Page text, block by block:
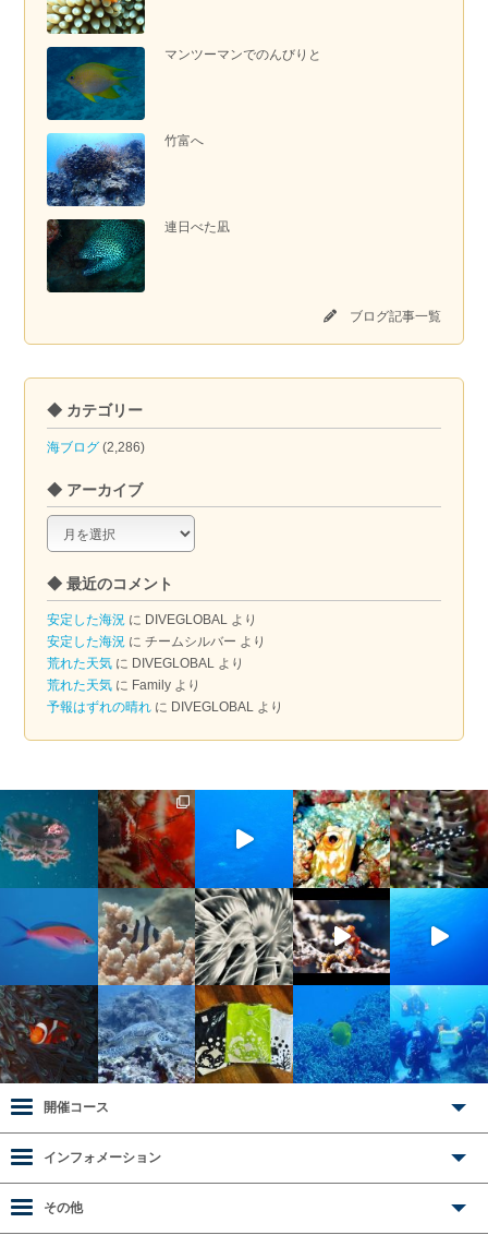
マンツーマンでのんびりと
竹富へ
連日べた凪
ブログ記事一覧
◆ カテゴリー
海ブログ (2,286)
◆ アーカイブ
◆
ア
カ
イ
ブ
◆ 最近のコメント
安定した海況 に DIVEGLOBAL より
安定した海況 にチームシルバー より
荒れた天気 に DIVEGLOBAL より
荒れた天気 に Family より
予報はずれの晴れ に DIVEGLOBAL より
開催コース
インフォメーション
その他